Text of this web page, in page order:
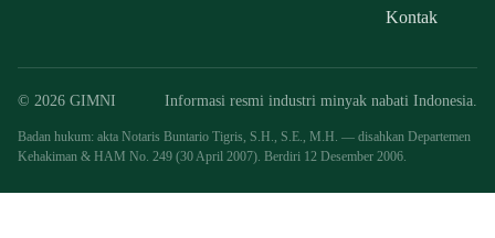
Kontak
© 2026 GIMNI Informasi resmi industri minyak nabati Indonesia.
Badan hukum: akta Notaris Buntario Tigris, S.H., S.E., M.H. — disahkan Departemen
Kehakiman & HAM No. 249 (30 April 2007). Berdiri 12 Desember 2006.